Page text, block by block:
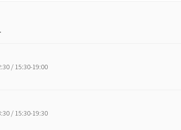
/ 15:30-19:00
/ 15:30-19:30